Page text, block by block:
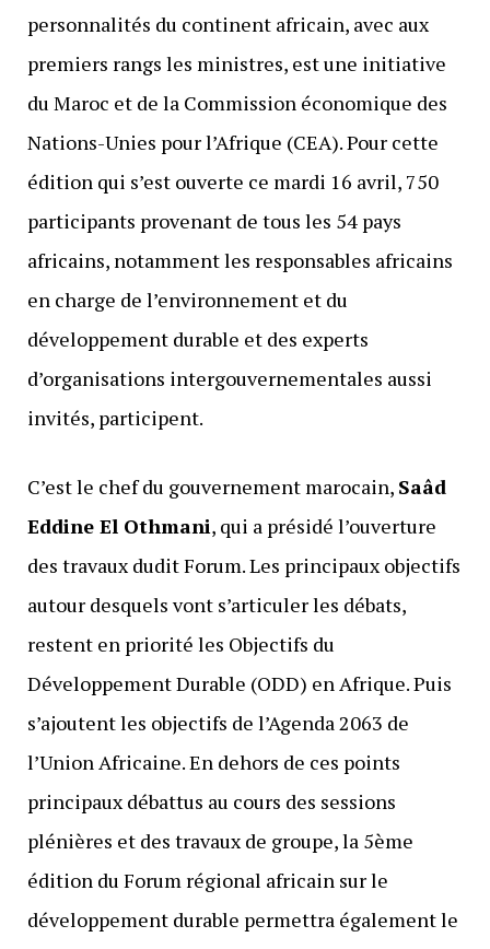
personnalités du continent africain, avec aux
premiers rangs les ministres, est une initiative
du Maroc et de la Commission économique des
Nations-Unies pour l’Afrique (CEA). Pour cette
édition qui s’est ouverte ce mardi 16 avril, 750
participants provenant de tous les 54 pays
africains, notamment les responsables africains
en charge de l’environnement et du
développement durable et des experts
d’organisations intergouvernementales aussi
invités, participent.
C’est le chef du gouvernement marocain, Saâd
Eddine El Othmani, qui a présidé l’ouverture
des travaux dudit Forum. Les principaux objectifs
autour desquels vont s’articuler les débats,
restent en priorité les Objectifs du
Développement Durable (ODD) en Afrique. Puis
s’ajoutent les objectifs de l’Agenda 2063 de
l’Union Africaine. En dehors de ces points
principaux débattus au cours des sessions
plénières et des travaux de groupe, la 5ème
édition du Forum régional africain sur le
développement durable permettra également le